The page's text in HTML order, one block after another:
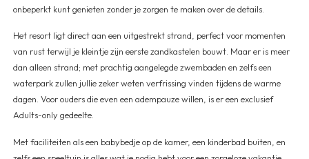
onbeperkt kunt genieten zonder je zorgen te maken over de details.
Het resort ligt direct aan een uitgestrekt strand, perfect voor momenten
van rust terwijl je kleintje zijn eerste zandkastelen bouwt. Maar er is meer
dan alleen strand; met prachtig aangelegde zwembaden en zelfs een
waterpark zullen jullie zeker weten verfrissing vinden tijdens de warme
dagen. Voor ouders die even een adempauze willen, is er een exclusief
Adults-only gedeelte.
Met faciliteiten als een babybedje op de kamer, een kinderbad buiten, en